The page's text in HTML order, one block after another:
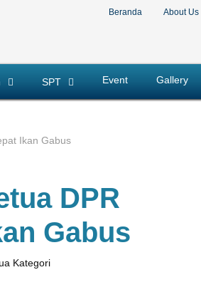
Beranda About Us
SPT Event Gallery
Ikan Gabus
DPR
Gabus
Kategori